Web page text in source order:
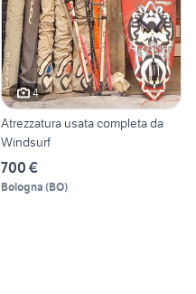
4
Atrezzatura usata completa da
Windsurf
700 €
Bologna (BO)